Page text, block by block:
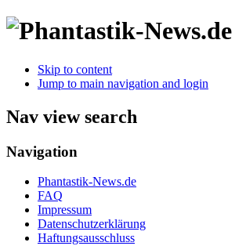
Skip to content
Jump to main navigation and login
Nav view search
Navigation
Phantastik-News.de
FAQ
Impressum
Datenschutzerklärung
Haftungsausschluss